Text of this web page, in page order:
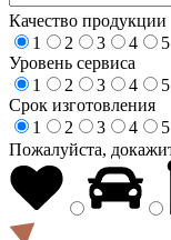
Качество продукции
1
2 3 4
5
Уровень сервиса
1
2 3 4
5
Срок изготовления
1
2 3 4
5
Пожалуйста,